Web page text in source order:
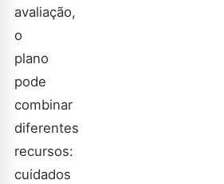
avaliação,
o
plano
pode
combinar
diferentes
recursos:
cuidados